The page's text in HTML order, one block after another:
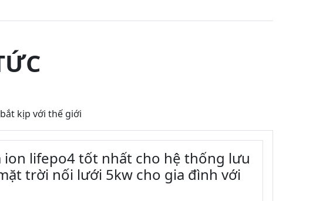
kịp với thế giới
lifepo4 tốt nhất cho hệ thống lưu
trời nối lưới 5kw cho gia đình với